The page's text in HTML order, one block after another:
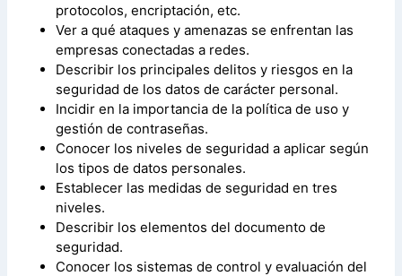
protocolos, encriptación, etc.
Ver a qué ataques y amenazas se enfrentan las
empresas conectadas a redes.
Describir los principales delitos y riesgos en la
seguridad de los datos de carácter personal.
Incidir en la importancia de la política de uso y
gestión de contraseñas.
Conocer los niveles de seguridad a aplicar según
los tipos de datos personales.
Establecer las medidas de seguridad en tres
niveles.
Describir los elementos del documento de
seguridad.
Conocer los sistemas de control y evaluación del